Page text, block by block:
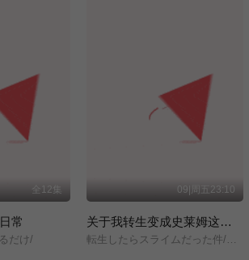
全12集
常
だけ/
09|周五23:10
关于我转生变成史莱姆这档事 第四季